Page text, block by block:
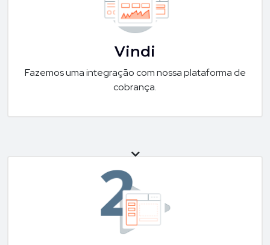
Vindi
Fazemos uma integração com nossa plataforma de
cobrança.